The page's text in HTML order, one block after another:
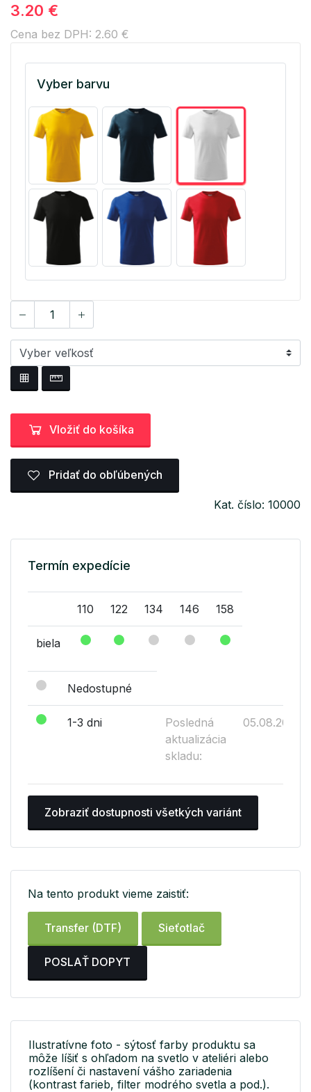
3.20 €
Cena bez DPH: 2.60 €
Vyber barvu
Vložiť do košíka
Pridať do obľúbených
Kat. číslo: 10000
Termín expedície
110 122 134 146 158
biela
Nedostupné
1-3 dni
Posledná
aktualizácia
skladu:
05.08.2026
Zobraziť dostupnosti všetkých variánt
Na tento produkt vieme zaistiť:
Transfer (DTF) Sieťotlač
POSLAŤ DOPYT
Ilustratívne foto - sýtosť farby produktu sa
môže líšiť s ohľadom na svetlo v ateliéri alebo
rozlíšení či nastavení vášho zariadenia
(kontrast farieb, filter modrého svetla a pod.).